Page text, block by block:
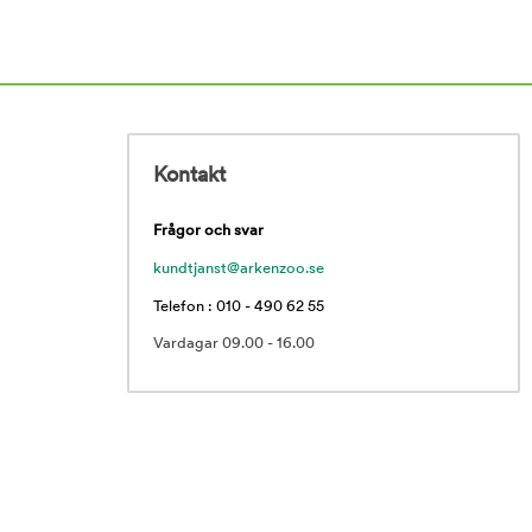
Kontakt
Frågor och svar
kundtjanst@arkenzoo.se
Telefon : 010 - 490 62 55
Vardagar 09.00 - 16.00